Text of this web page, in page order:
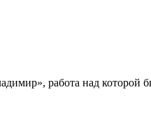
работа над которой